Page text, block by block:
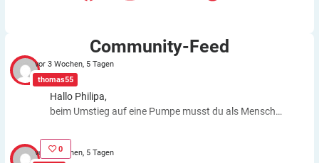
Community-Feed
thomas55
vor 3 Wochen, 5 Tagen
Hallo Philipa,
beim Umstieg auf eine Pumpe musst du als Mensch
ICT. Schätzfehler bleiben also. Du kannst aber die
Basalrate individuell einstellen, z.B. In den frühen
0
vor 3 Wochen, 5 Tagen